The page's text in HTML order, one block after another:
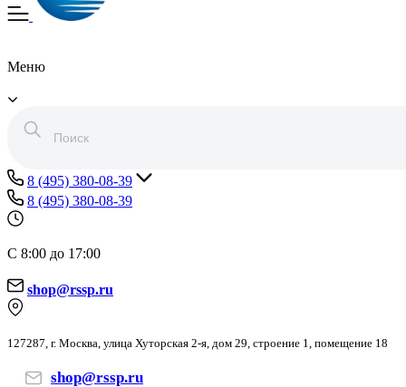
Меню
8 (495) 380-08-39
8 (495) 380-08-39
С 8:00 до 17:00
shop@rssp.ru
127287, г. Москва, улица Хуторская 2-я, дом 29, строение 1, помещение 18
shop@rssp.ru